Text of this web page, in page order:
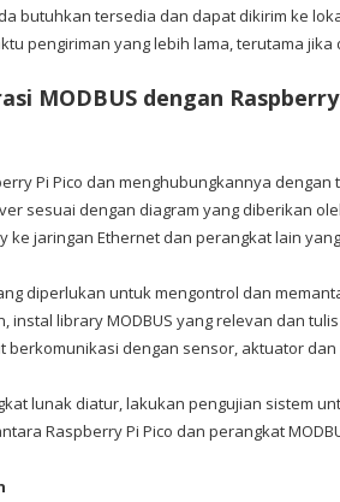
butuhkan tersedia dan dapat dikirim ke
pengiriman yang lebih lama, terutama jika
MODBUS dengan
Pi Pico dan menghubungkannya dengan
sesuai dengan diagram yang diberikan
ke jaringan Ethernet dan perangkat lain
diperlukan untuk mengontrol dan
instal library MODBUS yang relevan dan
berkomunikasi dengan sensor, aktuator
lunak diatur, lakukan pengujian sistem
Raspberry Pi Pico dan perangkat